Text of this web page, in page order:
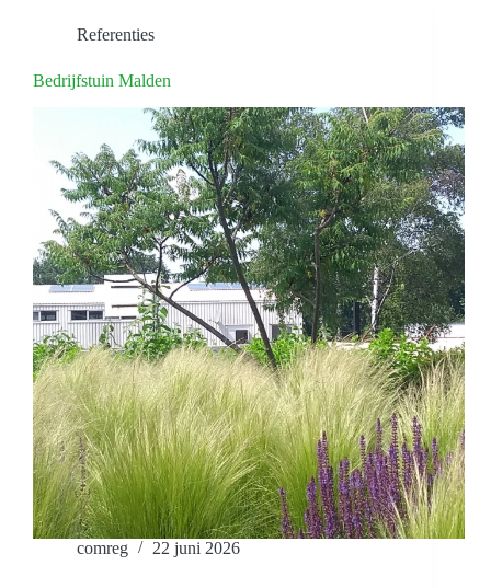
Referenties
Bedrijfstuin Malden
comreg 22 juni 2026